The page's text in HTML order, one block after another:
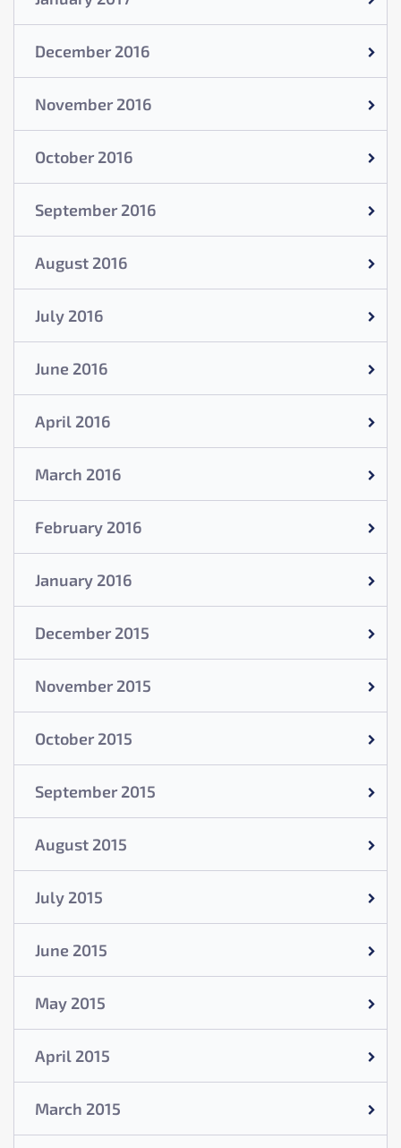
December 2016
November 2016
October 2016
September 2016
August 2016
July 2016
June 2016
April 2016
March 2016
February 2016
January 2016
December 2015
November 2015
October 2015
September 2015
August 2015
July 2015
June 2015
May 2015
April 2015
March 2015